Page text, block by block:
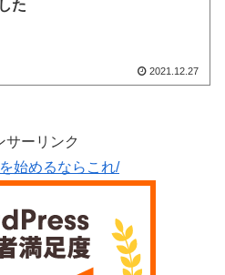
た
2021.12.27
サーリンク
始めるならこれ/